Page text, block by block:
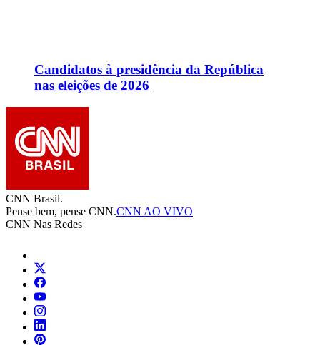
Candidatos à presidência da República
nas eleições de 2026
CNN Brasil.
Pense bem, pense CNN.CNN AO VIVO
CNN Nas Redes